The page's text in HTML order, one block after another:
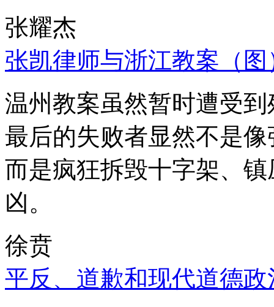
张耀杰
张凯律师与浙江教案（图
温州教案虽然暂时遭受
最后的失败者显然不是
而是疯狂拆毁十字架、
凶。
徐贲
平反、道歉和现代道德政